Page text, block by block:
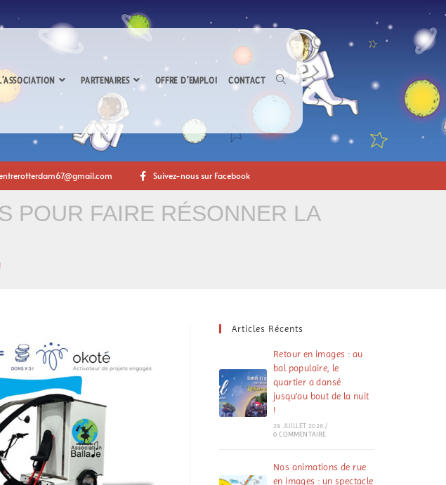
PARTENAIRES OFFRE D’EMPLOI CONTACT
Suivez-nous sur Facebook
POUR FAIRE RÉSONNER LA
Articles Récents
Retour en images : au
bal populaire, le
quartier a dansé
jusqu’au bout de la nuit
!
29 JUILLET 2026 /
0 COMMENTAIRE
Nos animations de rue
en images : un spectacle